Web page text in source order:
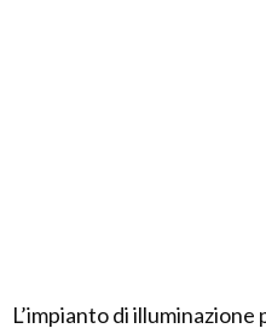
L’impianto di